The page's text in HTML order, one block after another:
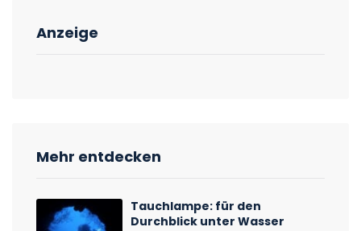
Anzeige
Mehr entdecken
Tauchlampe: für den
Durchblick unter Wasser